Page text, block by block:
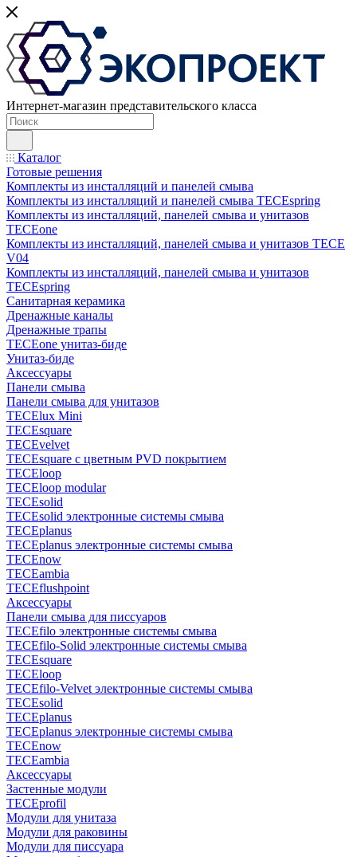
Интернет-магазин представительского класса
Каталог
Готовые решения
Комплекты из инсталляций и панелей смыва
Комплекты из инсталляций и панелей смыва TECEspring
Комплекты из инсталляций, панелей смыва и унитазов
TECEone
Комплекты из инсталляций, панелей смыва и унитазов ТЕСЕ
V04
Комплекты из инсталляций, панелей смыва и унитазов
TECEspring
Санитарная керамика
Дренажные каналы
Дренажные трапы
TECEone унитаз-биде
Унитаз-биде
Аксессуары
Панели смыва
Панели смыва для унитазов
TECElux Mini
TECEsquare
TECEvelvet
TECEsquare с цветным PVD покрытием
TECEloop
TECEloop modular
TECEsolid
TECEsolid электронные системы смыва
TECEplanus
TECEplanus электронные системы смыва
TECEnow
TECEambia
TECEflushpoint
Аксессуары
Панели смыва для писсуаров
TECEfilo электронные системы смыва
TECEfilo-Solid электронные системы смыва
TECEsquare
TECEloop
TECEfilo-Velvet электронные системы смыва
TECEsolid
TECEplanus
TECEplanus электронные системы смыва
TECEnow
TECEambia
Аксессуары
Застенные модули
TECEprofil
Модули для унитаза
Модули для раковины
Модули для писсуара